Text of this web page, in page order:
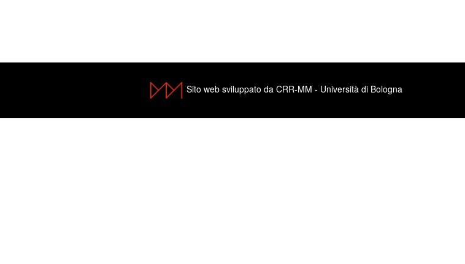
Sito web sviluppato da CRR-MM - Università di Bologna